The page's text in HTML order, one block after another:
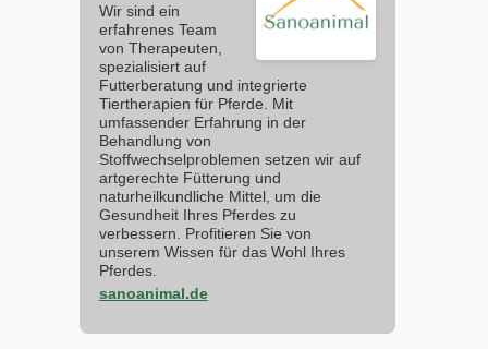
Wir sind ein
erfahrenes Team
von Therapeuten,
spezialisiert auf
Futterberatung und integrierte
Tiertherapien für Pferde. Mit
umfassender Erfahrung in der
Behandlung von
Stoffwechselproblemen setzen wir auf
artgerechte Fütterung und
naturheilkundliche Mittel, um die
Gesundheit Ihres Pferdes zu
verbessern. Profitieren Sie von
unserem Wissen für das Wohl Ihres
Pferdes.
sanoanimal.de